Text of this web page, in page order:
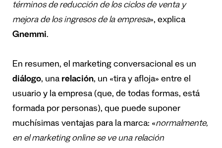
términos de reducción de los ciclos de venta y
mejora de los ingresos de la empresa», explica
Gnemmi.
En resumen, el marketing conversacional es un
diálogo, una relación, un «tira y afloja» entre el
usuario y la empresa (que, de todas formas, está
formada por personas), que puede suponer
muchísimas ventajas para la marca: «normalmente,
en el marketing online se ve una relación